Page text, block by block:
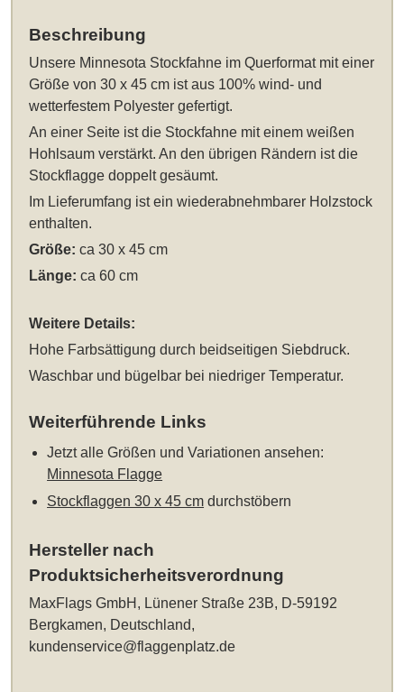
Beschreibung
Unsere Minnesota Stockfahne im Querformat mit einer
Größe von 30 x 45 cm ist aus 100% wind- und
wetterfestem Polyester gefertigt.
An einer Seite ist die Stockfahne mit einem weißen
Hohlsaum verstärkt. An den übrigen Rändern ist die
Stockflagge doppelt gesäumt.
Im Lieferumfang ist ein wiederabnehmbarer Holzstock
enthalten.
Größe: ca 30 x 45 cm
Länge: ca 60 cm
Weitere Details:
Hohe Farbsättigung durch beidseitigen Siebdruck.
Waschbar und bügelbar bei niedriger Temperatur.
Weiterführende Links
Jetzt alle Größen und Variationen ansehen:
Minnesota Flagge
Stockflaggen 30 x 45 cm durchstöbern
Hersteller nach
Produktsicherheitsverordnung
MaxFlags GmbH, Lünener Straße 23B, D-59192
Bergkamen, Deutschland,
kundenservice@flaggenplatz.de